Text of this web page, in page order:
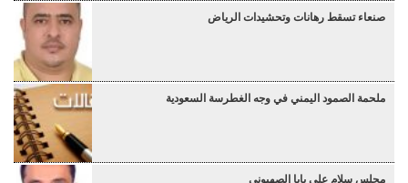
صنعاء تسقط رهانات وتحشيدات الرياض
ملحمة الصمود اليمني في وجه الغطرسة السعودية
مجلس سلام علي بابا الصهيوني